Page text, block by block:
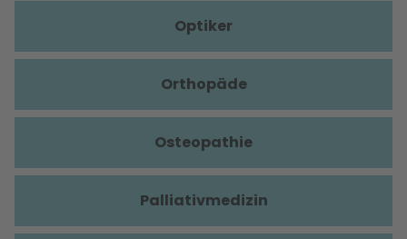
Optiker
Orthopäde
Osteopathie
Palliativmedizin